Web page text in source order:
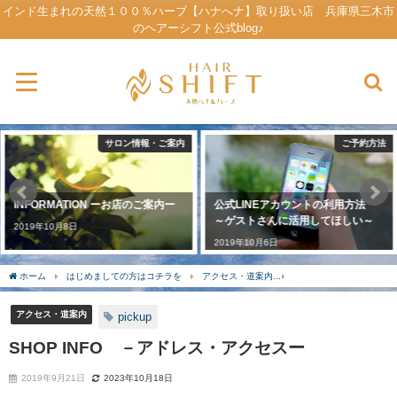
インド生まれの天然１００％ハーブ【ハナへナ】取り扱い店 兵庫県三木市
のヘアーシフト公式blog♪
ご予約方法
公式LINEアカウントの利用方法
～ゲストさんに活用してほしい～
2019年10月6日
ハナヘナの口コミ・感想
これから始めたい人へ届け♪【天然
ヘナ染め】口コミまとめ ２０選
2021年7月3日
ホーム はじめましての方はコチラを アクセス・道案内
アクセス・道案内 pickup
SHOP INFO －アドレス・アクセスー
2019年9月21日 2023年10月18日